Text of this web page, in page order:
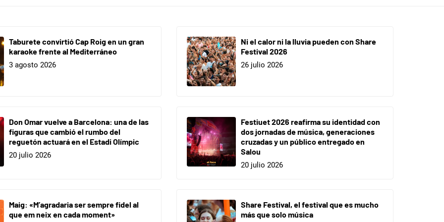
Taburete convirtió Cap Roig en un gran
karaoke frente al Mediterráneo
3 agosto 2026
Ni el calor ni la lluvia pueden con Share
Festival 2026
26 julio 2026
Don Omar vuelve a Barcelona: una de las
figuras que cambió el rumbo del
reguetón actuará en el Estadi Olímpic
20 julio 2026
Festiuet 2026 reafirma su identidad con
dos jornadas de música, generaciones
cruzadas y un público entregado en
Salou
20 julio 2026
Maig: «M’agradaria ser sempre fidel al
que em neix en cada moment»
Share Festival, el festival que es mucho
más que solo música